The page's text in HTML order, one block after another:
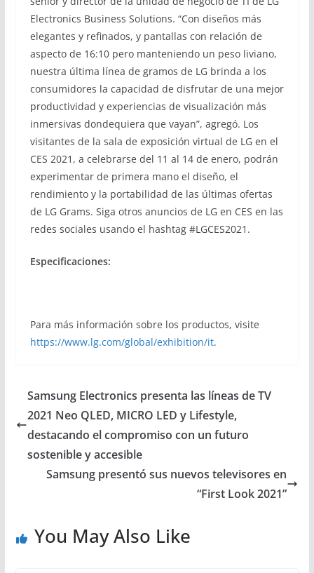
Electronics Business Solutions. “Con diseños más
elegantes y refinados, y pantallas con relación de
aspecto de 16:10 pero manteniendo un peso liviano,
nuestra última línea de gramos de LG brinda a los
consumidores la capacidad de disfrutar de una mejor
productividad y experiencias de visualización más
inmersivas dondequiera que vayan”, agregó. Los
visitantes de la sala de exposición virtual de LG en el
CES 2021, a celebrarse del 11 al 14 de enero, podrán
experimentar de primera mano el diseño, el
rendimiento y la portabilidad de las últimas ofertas
de LG Grams. Siga otros anuncios de LG en CES en las
redes sociales usando el hashtag #LGCES2021.
Especificaciones:
Para más información sobre los productos, visite
https://www.lg.com/global/exhibition/it.
Samsung Electronics presenta las líneas de TV
2021 Neo QLED, MICRO LED y Lifestyle,
destacando el compromiso con un futuro
sostenible y accesible
Samsung presentó sus nuevos televisores en
“First Look 2021”
You May Also Like